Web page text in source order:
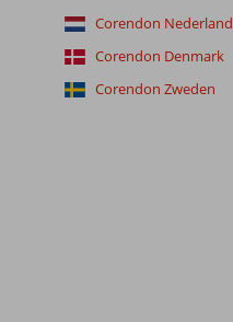
Corendon Nederland
Corendon Denmark
Corendon Zweden